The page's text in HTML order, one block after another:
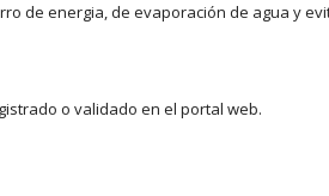
de energia, de evaporación de agua y
o validado en el portal web.